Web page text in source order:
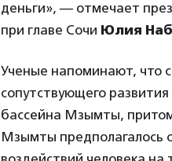
деньги», — отмечает
при главе Сочи Юлия
Ученые напоминают, что
сопутствующего
бассейна Мзымты, притом
Мзымты предполагалось